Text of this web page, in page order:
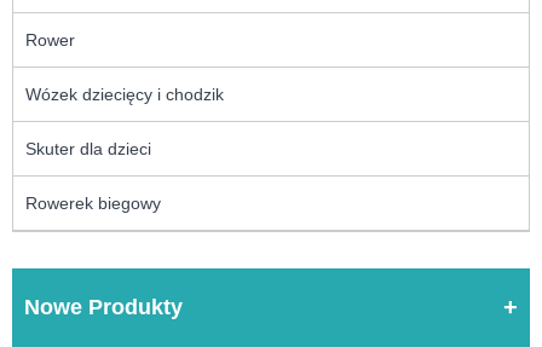
Rower
Wózek dziecięcy i chodzik
Skuter dla dzieci
Rowerek biegowy
Nowe Produkty